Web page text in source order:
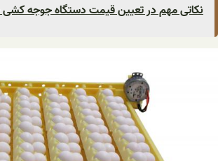
نکاتی مهم در تعیین قیمت دستگاه جوجه کشی 96 عددی